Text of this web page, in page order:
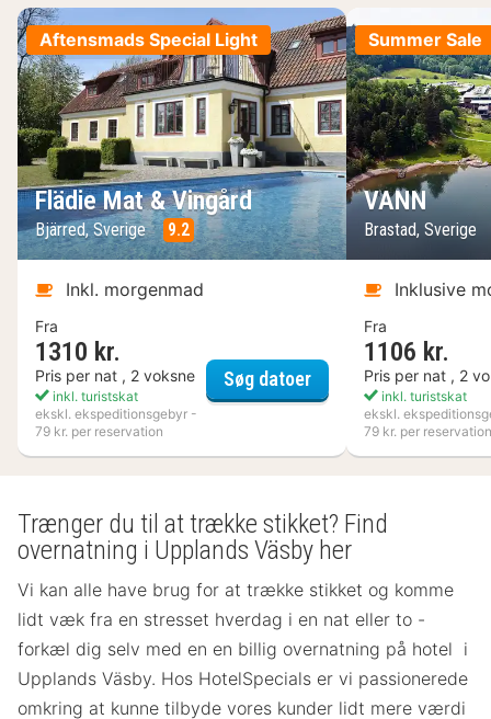
Aftensmads Special Light
Flädie Mat & Vingård
Bjärred, Sverige 9.2
Inkl. morgenmad
Fra
1310 kr.
Pris per nat , 2 voksne
inkl. turistskat
ekskl. ekspeditionsgebyr -
79 kr. per reservation
Søg datoerFlädie Mat & Vingård
Summer Sale
VANN
Brastad, Sverige
Inklusive
Fra
1106 kr.
Pris per nat , 2
inkl. turistskat
ekskl.
79 kr. per reservation
Trænger du til at trække stikket? Find
overnatning i Upplands Väsby her
Vi kan alle have brug for at trække stikket og komme
lidt væk fra en stresset hverdag i en nat eller to -
forkæl dig selv med en en billig overnatning på hotel i
Upplands Väsby. Hos HotelSpecials er vi passionerede
omkring at kunne tilbyde vores kunder lidt mere værdi